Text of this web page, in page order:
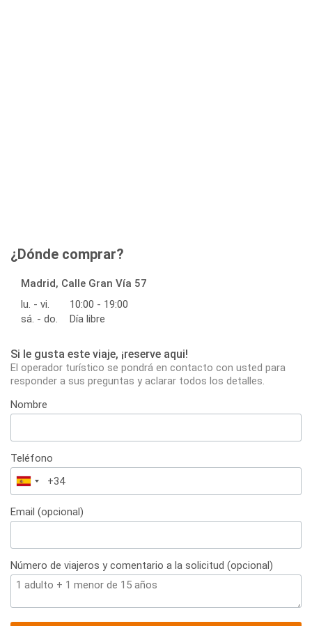
¿Dónde comprar?
Madrid, Calle Gran Vía 57
lu. - vi.
10:00 - 19:00
sá. - do.
Día libre
Si le gusta este viaje, ¡reserve aqui!
El operador turístico se pondrá en contacto con usted para
responder a sus preguntas y aclarar todos los detalles.
Nombre
Teléfono
España
+34
Email (opcional)
Número de viajeros y comentario a la solicitud (opcional)